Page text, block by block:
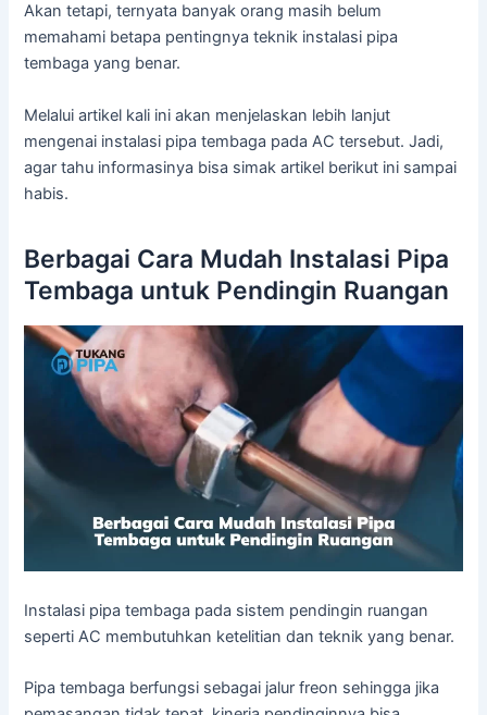
Akan tetapi, ternyata banyak orang masih belum
memahami betapa pentingnya teknik instalasi pipa
tembaga yang benar.
Melalui artikel kali ini akan menjelaskan lebih lanjut
mengenai instalasi pipa tembaga pada AC tersebut. Jadi,
agar tahu informasinya bisa simak artikel berikut ini sampai
habis.
Berbagai Cara Mudah Instalasi Pipa
Tembaga untuk Pendingin Ruangan
Instalasi pipa tembaga pada sistem pendingin ruangan
seperti AC membutuhkan ketelitian dan teknik yang benar.
Pipa tembaga berfungsi sebagai jalur freon sehingga jika